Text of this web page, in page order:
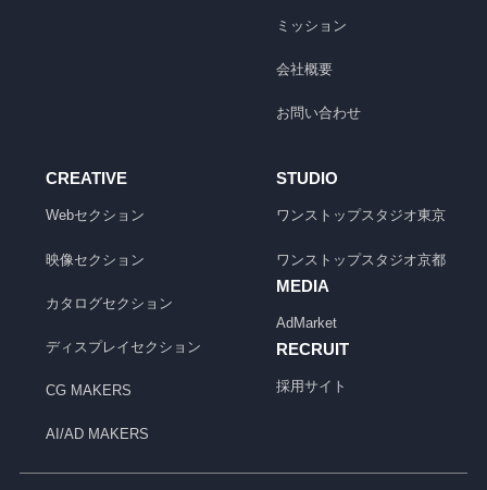
ミッション
会社概要
お問い合わせ
CREATIVE
Webセクション
映像セクション
カタログセクション
ディスプレイセクション
CG MAKERS
AI/AD MAKERS
STUDIO
ワンストップスタジオ東京
ワンストップスタジオ京都
MEDIA
AdMarket
RECRUIT
採用サイト